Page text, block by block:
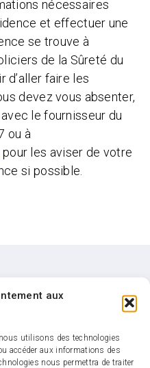
aux
utilisons des technologies
accéder aux informations des
nous permettra de traiter
nécessaires
et effectuer une
se trouve à
de la Sûreté du
d’aller faire les
devez vous absenter,
le fournisseur du
ou à
pour les aviser de votre
si possible.
?
des questions,
contacter